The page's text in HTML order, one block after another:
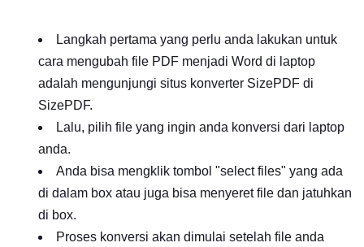
Langkah pertama yang perlu anda lakukan untuk
cara mengubah file PDF menjadi Word di laptop
adalah mengunjungi situs konverter SizePDF di
SizePDF.
Lalu, pilih file yang ingin anda konversi dari laptop
anda.
Anda bisa mengklik tombol "select files" yang ada
di dalam box atau juga bisa menyeret file dan jatuhkan
di box.
Proses konversi akan dimulai setelah file anda